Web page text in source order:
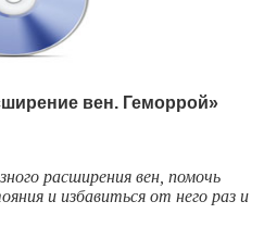
вен. Геморрой»
расширения вен, помочь
и избавиться от него раз и